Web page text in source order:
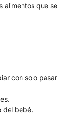
alimentos que se
con solo pasar
del bebé.